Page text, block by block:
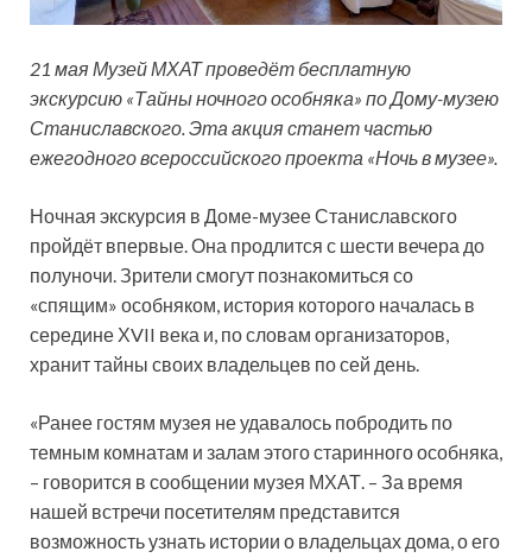
21 мая Музей МХАТ проведёт бесплатную
экскурсию «Тайны ночного особняка» по Дому-музею
Станиславского. Эта акция станет частью
ежегодного всероссийского проекта «Ночь в музее».
Ночная экскурсия в Доме-музее Станиславского
пройдёт впервые. Она продлится с шести вечера до
полуночи. Зрители смогут познакомиться со
«спящим» особняком, история которого началась в
середине ХVII века и, по словам организаторов,
хранит тайны своих владельцев по сей день.
«Ранее гостям музея не удавалось побродить по
темным комнатам и залам этого старинного особняка,
– говорится в сообщении музея МХАТ. – За время
нашей встречи посетителям представится
возможность узнать истории о владельцах дома, о его